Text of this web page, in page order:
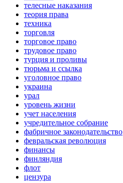
телесные наказания
теория права
техника
торговля
торговое право
трудовое право
турция и проливы
тюрьма и ссылка
уголовное право
украина
урал
уровень жизни
учет населения
учредительное собрание
фабричное законодательство
февральская революция
финансы
финляндия
флот
цензура